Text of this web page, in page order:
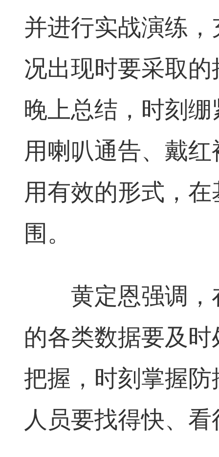
并进行实战演练
况出现时要采取
晚上总结，时刻
用喇叭通告、戴
用有效的形式，
围。
黄定恩强调，
的各类数据要及
把握，时刻掌握
人员要找得快、